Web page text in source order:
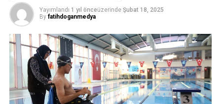
Yayımlandı 1 yıl önceüzerinde Şubat 18, 2025
By fatihdoganmedya